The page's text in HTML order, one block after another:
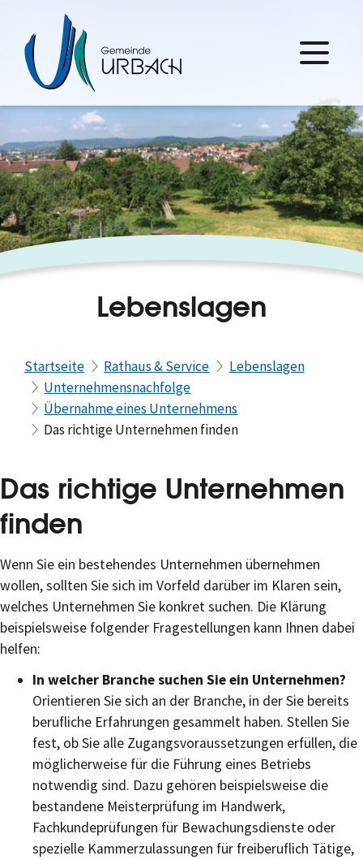
Lebenslagen
Startseite Rathaus & Service
Lebenslagen
Unternehmensnachfolge
Übernahme eines Unternehmens
Das richtige Unternehmen finden
Das richtige Unternehmen
finden
Wenn Sie ein bestehendes Unternehmen übernehmen
wollen, sollten Sie sich im Vorfeld darüber im Klaren sein,
welches Unternehmen Sie konkret suchen. Die Klärung
beispielsweise folgender Fragestellungen kann Ihnen dabei
helfen:
In welcher Branche suchen Sie ein Unternehmen?
Orientieren Sie sich an der Branche, in der Sie bereits
berufliche Erfahrungen gesammelt haben. Stellen Sie
fest, ob Sie alle Zugangsvoraussetzungen erfüllen, die
möglicherweise für die Führung eines Betriebs
notwendig sind. Dazu gehören beispielsweise die
bestandene Meisterprüfung im Handwerk,
Fachkundeprüfungen für Bewachungsdienste oder
spezielle Kammerzulassungen für freiberuflich Tätige,